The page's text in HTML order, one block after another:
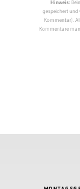
Hinweis:
gespeichert
Kommentar).
Kommentare